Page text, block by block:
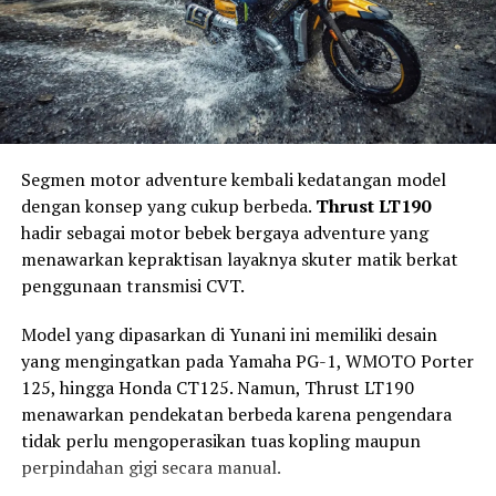
Keselamatan (RUNK)yang menempatkan keselamatan
kendaraan sebagai salah satu pilar utama transportasi
nasional.
Edukasi Keselamatan dan Program
Sosial Bosch
Selain memperagakan teknologi keselamatan modern,
Bosch juga mengedukasi pengunjung mengenai
pentingnya melakukan perawatan kendaraan secara
berkala agar seluruh sistem keselamatan tetap bekerja
secara optimal.
Bosch turut menghadirkan berbagai produk aftermarket
sepertiwiper, busi, filter, lampu, klakson, hingga
komponen otomotif lainnya yang berperan mendukung
keselamatan berkendara sehari-hari.
teknologi LED. Lampu depan berbentuk bulat juga
dilengkapiDaytime Running Light atau DRL,
sementara desain lampu belakang tetap
mempertahankan bentuk membulat agar tidak
kehilangan nuansa klasik.
analog dengan layar digital. Kombinasi tersebut
memungkinkan pengendara mendapatkan informasi
berkendara yang lebih lengkap tanpa menghilangkan
atmosfer retro.
digunakan untuk mengisi daya smartphone selama
perjalanan. Fitur sederhana ini menjadi nilai tambah
untuk penggunaan harian, terutama bagi pengendara
yang mengandalkan smartphone untuk navigasi.
Mesin 162 cc, Fokus Torsi Putaran
Segmen motor adventure kembali kedatangan model
dengan konsep yang cukup berbeda. Thrust LT190
hadir sebagai motor bebek bergaya adventure yang
menawarkan kepraktisan layaknya skuter matik berkat
penggunaan transmisi CVT.
Model yang dipasarkan di Yunani ini memiliki desain
yang mengingatkan pada Yamaha PG-1, WMOTO Porter
125, hingga Honda CT125. Namun, Thrust LT190
menawarkan pendekatan berbeda karena pengendara
tidak perlu mengoperasikan tuas kopling maupun
perpindahan gigi secara manual.